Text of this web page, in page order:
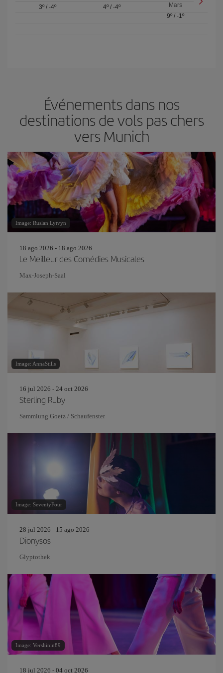
3º/ -4º
4º/ -4º
Mars
9º /-1º
Événements dans nos
destinations de vols pas chers
vers Munich
Image: Ruslan Lytvyn
18 ago 2026 - 18 ago 2026
Le Meilleur des Comédies Musicales
Max-Joseph-Saal
Image: AnnaStills
16 jul 2026 - 24 oct 2026
Sterling Ruby
Sammlung Goetz / Schaufenster
Image: SeventyFour
28 jul 2026 - 15 ago 2026
Dionysos
Glyptothek
Image: Vershinin89
18 jul 2026 - 04 oct 2026